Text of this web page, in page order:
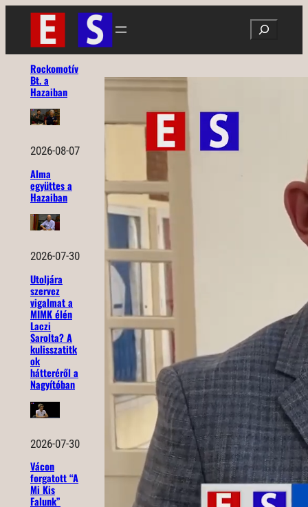
Ugrás
tartalomhoz
Search
Rockomotív
Bt. a
Hazaiban
2026-08-07
Alma
együttes a
Hazaiban
2026-07-30
Utoljára
szervez
vigalmat a
MIMK élén
Laczi
Sarolta? A
kulisszatitk
ok
hátteréről a
Nagyítóban
2026-07-30
Vácon
forgatott “A
Mi Kis
Falunk”